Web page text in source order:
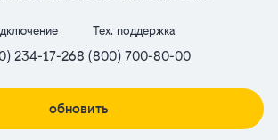
234-17-26
Тех. поддержка
8 (800) 700-80-00
обновить